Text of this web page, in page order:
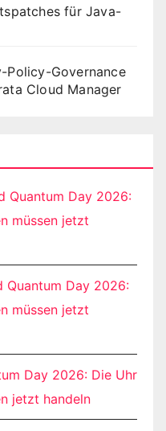
für Java-
Policy-Governance
Cloud Manager
Quantum Day 2026:
müssen jetzt
Quantum Day 2026:
müssen jetzt
Day 2026: Die Uhr
jetzt handeln